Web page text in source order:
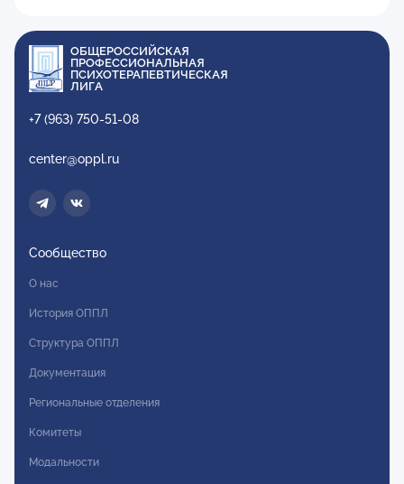
ОБЩЕРОССИЙСКАЯ
ПРОФЕССИОНАЛЬНАЯ
ПСИХОТЕРАПЕВТИЧЕСКАЯ
ЛИГА
+7 (963) 750-51-08
center@oppl.ru
Сообщество
О нас
История ОППЛ
Структура ОППЛ
Документация
Региональные отделения
Комитеты
Модальности